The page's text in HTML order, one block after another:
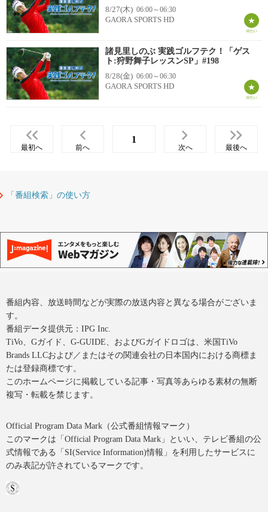
8/27(木) 06:00～06:30
GAORA SPORTS HD
諸見里しのぶ 実践ゴルフテク！「ゲス
ト:狩野舞子レッスンSP」#198
8/28(金) 06:00～06:30
GAORA SPORTS HD
最初へ 前へ
1
次へ 最後へ
「番組検索」の使い方
番組内容、放送時間などが実際の放送内容と異なる場合がございま
す。
番組データ提供元：IPG Inc.
TiVo、Gガイド、G-GUIDE、およびGガイドロゴは、米国TiVo
Brands LLCおよび／またはその関連会社の日本国内における商標ま
たは登録商標です。
このホームページに掲載している記事・写真等あらゆる素材の無断
複写・転載を禁じます。
Official Program Data Mark（公式番組情報マーク）
このマークは「Official Program Data Mark」といい、テレビ番組の公
式情報である「SI(Service Information)情報」を利用したサービスに
のみ表記が許されているマークです。